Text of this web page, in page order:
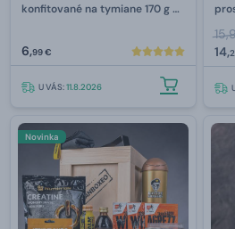
konfitované na tymiane 170 g –
6,99 €
U VÁS:11.8.2026
14,
Novinka